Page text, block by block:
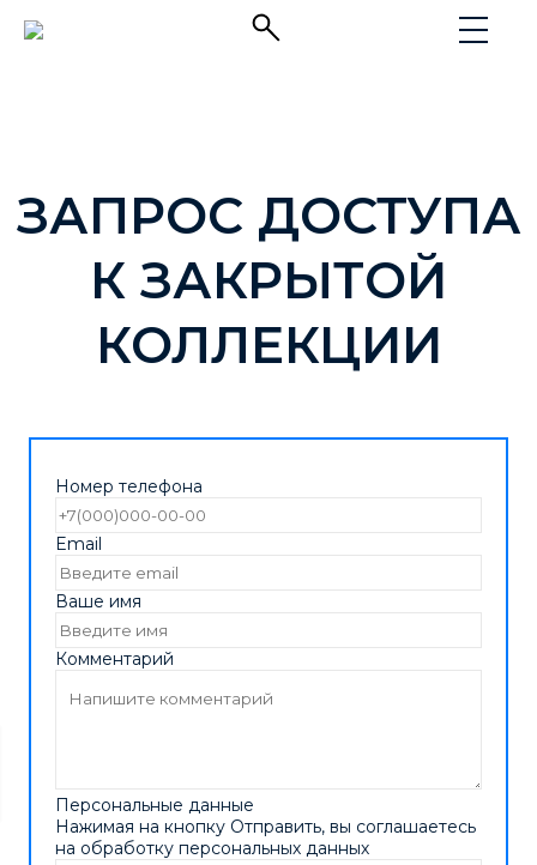
ЗАПРОС ДОСТУПА
К ЗАКРЫТОЙ
КОЛЛЕКЦИИ
Номер телефона
Email
Ваше имя
Комментарий
Персональные данные
Нажимая на кнопку Отправить, вы соглашаетесь
на обработку персональных данных